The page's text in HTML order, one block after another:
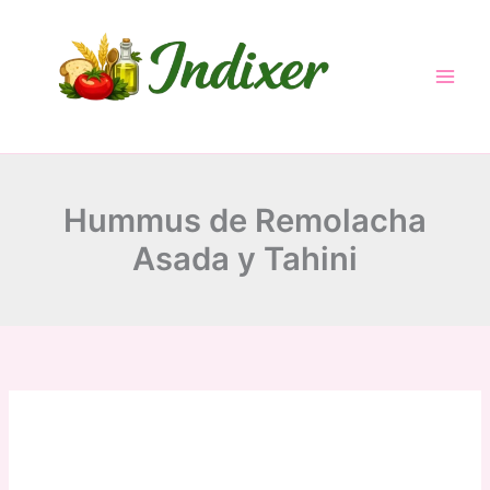
Hummus de Remolacha
Asada y Tahini